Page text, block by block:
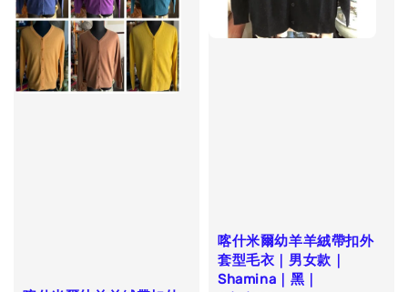
喀什米爾幼羊羊絨帶扣外
套型毛衣｜男女款｜
Shamina｜黑｜